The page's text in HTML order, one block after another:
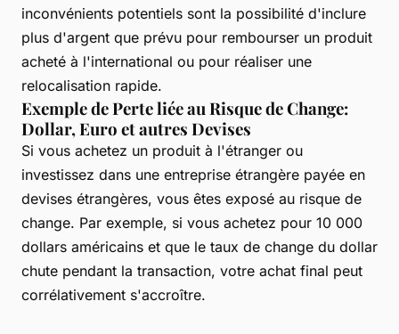
inconvénients potentiels sont la possibilité d'inclure
plus d'argent que prévu pour rembourser un produit
acheté à l'international ou pour réaliser une
relocalisation rapide.
Exemple de Perte liée au Risque de Change:
Dollar, Euro et autres Devises
Si vous achetez un produit à l'étranger ou
investissez dans une entreprise étrangère payée en
devises étrangères, vous êtes exposé au risque de
change. Par exemple, si vous achetez pour 10 000
dollars américains et que le taux de change du dollar
chute pendant la transaction, votre achat final peut
corrélativement s'accroître.